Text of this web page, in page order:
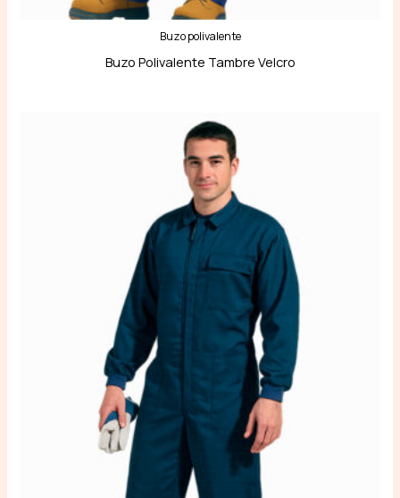
Buzo polivalente
Buzo Polivalente Tambre Velcro